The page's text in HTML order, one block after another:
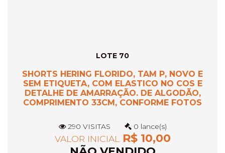
LOTE 70
SHORTS HERING FLORIDO, TAM P, NOVO E
SEM ETIQUETA, COM ELASTICO NO COS E
DETALHE DE AMARRAÇÃO. DE ALGODÃO,
COMPRIMENTO 33CM, CONFORME FOTOS
290 VISITAS 0 lance(s)
VALOR INICIAL R$ 10,00